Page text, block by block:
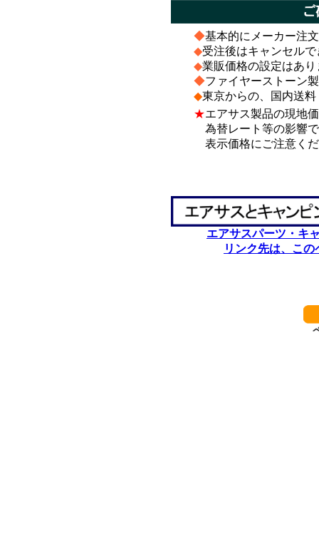
◆基本的にメーカー注
◆受注後はキャンセル
◆業販価格の設定はあ
◆ファイヤーストーン
◆東京からの、国内送
★エアサス製品の現地
為替レート等の影響で
表示価格にご注意くだ
エアサスパーツ・キ
リンク先は、こ